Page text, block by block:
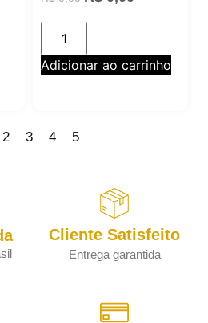
Adicionar ao carrinho
2 3 4 5
Cliente Satisfeito
Entrega garantida